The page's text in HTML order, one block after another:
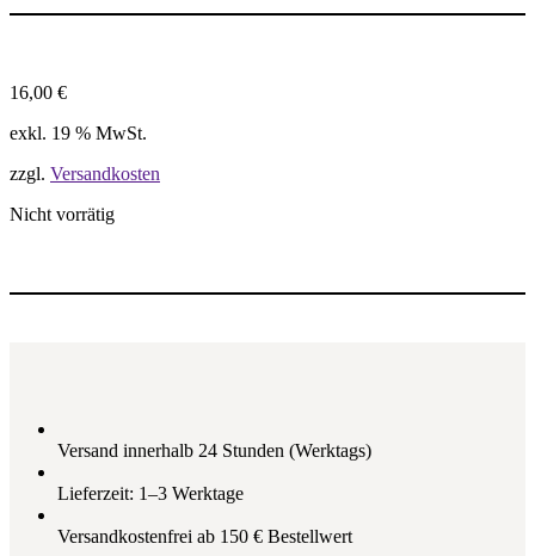
16,00 €
exkl. 19 % MwSt.
zzgl. Versandkosten
Nicht vorrätig
Versand innerhalb 24 Stunden (Werktags)
Lieferzeit: 1–3 Werktage
Versandkostenfrei ab 150 € Bestellwert